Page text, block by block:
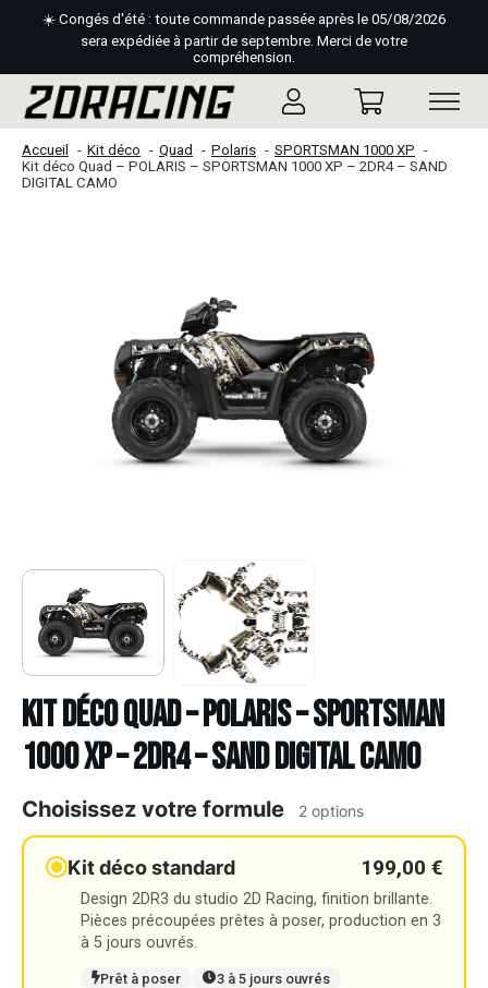
☀️ Congés d'été : toute commande passée après le 05/08/2026
sera expédiée à partir de septembre. Merci de votre
compréhension.
Accueil Kit déco Quad Polaris
SPORTSMAN 1000 XP
Kit déco Quad – POLARIS – SPORTSMAN 1000 XP – 2DR4 – SAND
DIGITAL CAMO
Kit déco Quad – POLARIS – SPORTSMAN
1000 XP – 2DR4 – SAND DIGITAL CAMO
Choisissez votre formule 2 options
Kit déco standard 199,00 €
Design 2DR3 du studio 2D Racing, finition brillante.
Pièces précoupées prêtes à poser, production en 3
à 5 jours ouvrés.
Prêt à poser
3 à 5 jours ouvrés